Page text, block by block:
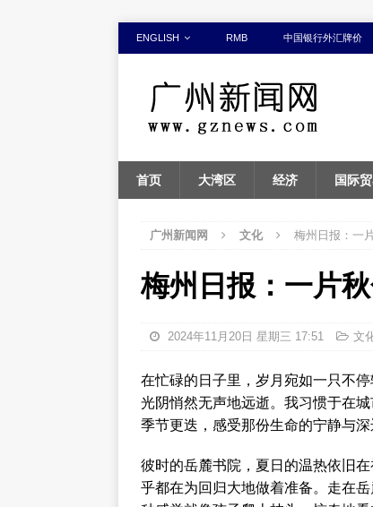
ENGLISH RMB 中国银行外汇牌价
首页 大湾区 经济 国际
广州新闻网 文化 梅州日报：一
梅州日报：一片
2024年11月20日 星期三 17:51 文
在忙碌的日子里，岁月宛如一只不
光阴悄然无声地远逝。我习惯于在
季节更迭，感受那份生命的宁静与深
彼时的岳麓书院，夏日的温热依旧
乎都在为回归大地做着准备。走在